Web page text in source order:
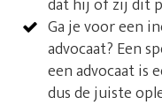
dat hij of zij dit
Ga je voor een
advocaat? Een
een advocaat is
dus de juiste